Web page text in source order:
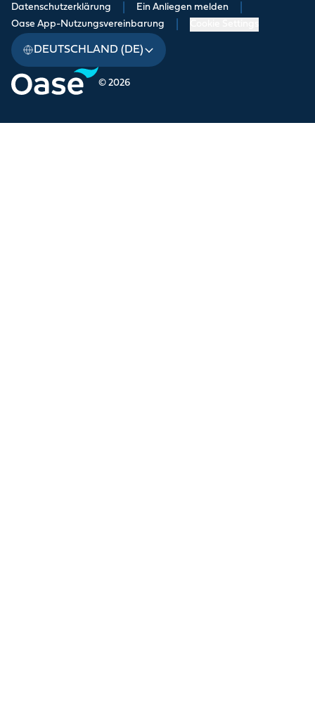
© 2026
Datenschutzerklärung Ein Anliegen melden
Oase App-Nutzungsvereinbarung
DEUTSCHLAND (DE)